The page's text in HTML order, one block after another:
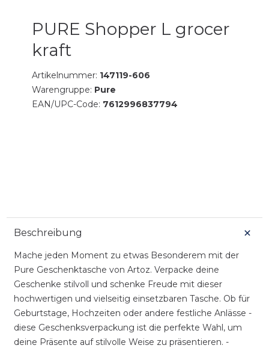
PURE Shopper L grocer
kraft
Artikelnummer: 147119-606
Warengruppe: Pure
EAN/UPC-Code: 7612996837794
Beschreibung
Mache jeden Moment zu etwas Besonderem mit der
Pure Geschenktasche von Artoz. Verpacke deine
Geschenke stilvoll und schenke Freude mit dieser
hochwertigen und vielseitig einsetzbaren Tasche. Ob für
Geburtstage, Hochzeiten oder andere festliche Anlässe -
diese Geschenksverpackung ist die perfekte Wahl, um
deine Präsente auf stilvolle Weise zu präsentieren. -